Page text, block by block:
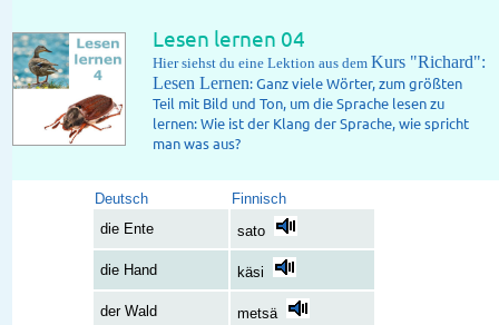
Lesen lernen 04
Hier siehst du eine Lektion aus dem Kurs "Richard":
Lesen Lernen: Ganz viele Wörter, zum größten
Teil mit Bild und Ton, um die Sprache lesen zu
lernen: Wie ist der Klang der Sprache, wie spricht
man was aus?
Deutsch
Finnisch
die Ente
sato
die Hand käsi
der Wald metsä